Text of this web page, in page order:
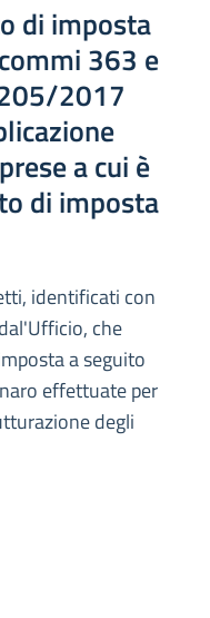
di imposta
363 e
2017
a cui è
di imposta
identificati con
che
a seguito
effettuate per
degli